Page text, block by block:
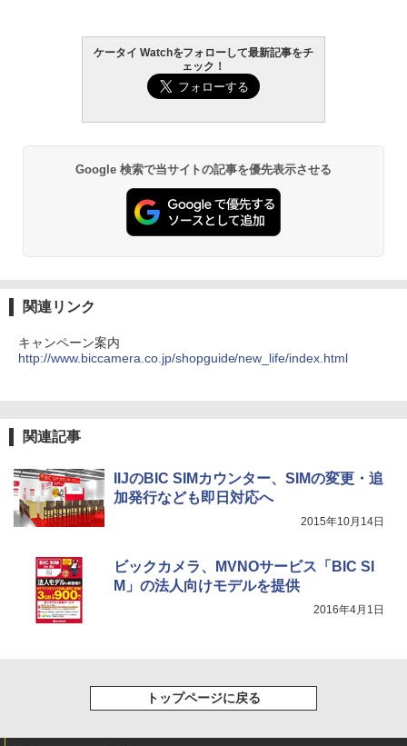
ケータイ Watchをフォローして最新記事をチ
ェック！
Google 検索で当サイトの記事を優先表示させる
関連リンク
キャンペーン案内
http://www.biccamera.co.jp/shopguide/new_life/index.html
関連記事
IIJのBIC SIMカウンター、SIMの変更・追
加発行なども即日対応へ
2015年10月14日
ビックカメラ、MVNOサービス「BIC SI
M」の法人向けモデルを提供
2016年4月1日
トップページに戻る